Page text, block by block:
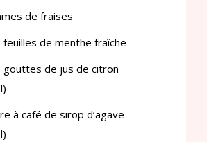
de fraises
feuilles de menthe fraîche
gouttes de jus de citron
à café de sirop d’agave